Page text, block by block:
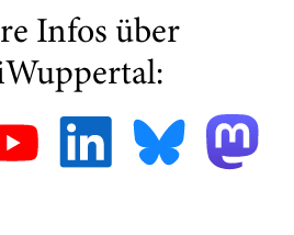
Infos über